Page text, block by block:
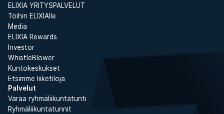
ELIXIA YRITYSPALVELUT
Töihin ELIXIAlle
Media
ELIXIA Rewards
Investor
WhistleBlower
Kuntokeskukset
Etsimme liiketiloja
Palvelut
Varaa ryhmäliikuntatunti
Ryhmäliikuntatunnit